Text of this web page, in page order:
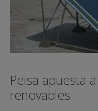
Peisa apuesta
renovables